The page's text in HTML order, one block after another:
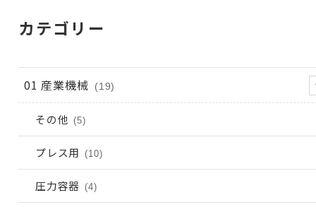
カテゴリー
01 産業機械 (19)
その他 (5)
プレス用 (10)
圧力容器 (4)